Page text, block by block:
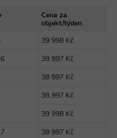
Cena za
objekt/týden
39 998 Kč
38 997 Kč
38 997 Kč
38 997 Kč
39 998 Kč
38 997 Kč